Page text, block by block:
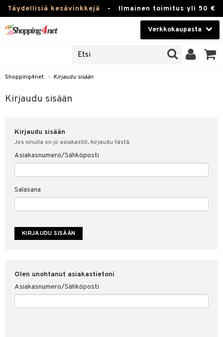
Täydellisiä kesävinkkejä - Ilmainen toimitus yli 50 €
Verkkokaupasta
Piilolinssit
Luontaistuotteet
Fitness
Koti & Sisustus
Lelut, Lapsi & Vauva
Tuotemerkkejä
Shopping4net » Kirjaudu sisään
Kirjaudu sisään
Kirjaudu sisään
Jos sinulla on jo asiakastili, kirjaudu tästä.
Asiakasnumero/Sähköposti
Salasana
Olen unohtanut asiakastietoni
Asiakasnumero/Sähköposti
sisään
& vastauksia
myyntiehdot
suojaus